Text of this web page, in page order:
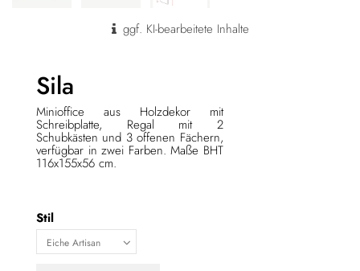
ggf. KI-bearbeitete Inhalte
Sila
Minioffice aus Holzdekor mit
Schreibplatte, Regal mit 2
Schubkästen und 3 offenen Fächern,
verfügbar in zwei Farben. Maße BHT
116x155x56 cm.
Stil